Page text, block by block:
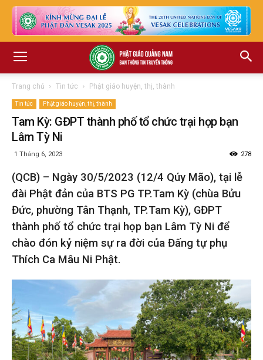
Trang chủ Tin tức Phật giáo huyện, thị, thành
Tin tức Phật giáo huyện, thị, thành
Tam Kỳ: GĐPT thành phố tổ chức trại họp bạn
Lâm Tỳ Ni
1 Tháng 6, 2023 278
(QCB) – Ngày 30/5/2023 (12/4 Qúy Mão), tại lễ
đài Phật đản của BTS PG TP.Tam Kỳ (chùa Bửu
Đức, phường Tân Thạnh, TP.Tam Kỳ), GĐPT
thành phố tổ chức trại họp bạn Lâm Tỳ Ni để
chào đón kỷ niệm sự ra đời của Đấng tự phụ
Thích Ca Mâu Ni Phật.